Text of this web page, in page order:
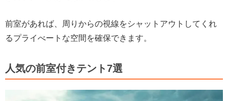
前室があれば、周りからの視線をシャットアウトしてくれ
るプライべートな空間を確保できます。
人気の前室付きテント7選